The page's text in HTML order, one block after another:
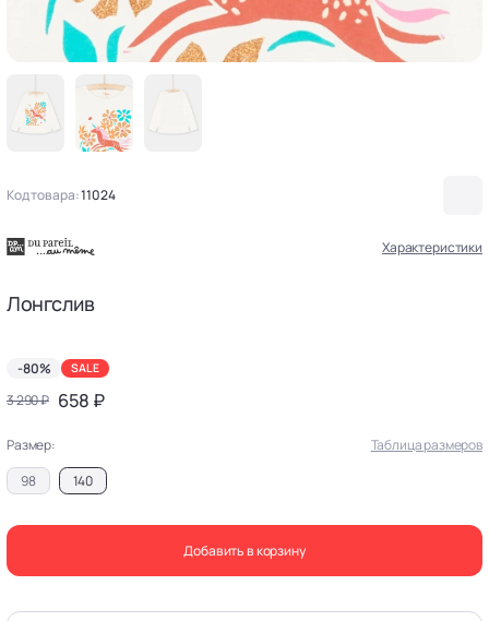
Код товара:11024
Характеристики
Лонгслив
-80% SALE
3 290 ₽ 658 ₽
Размер:
Таблица размеров
98
140
Добавить в корзину